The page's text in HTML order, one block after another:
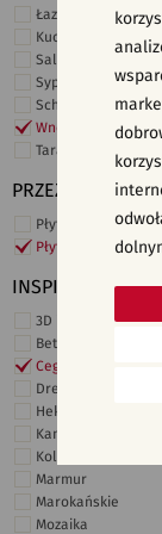
Łazienka
Kuchnia
Salon i hol
Sypialnia
Schody
Wnętrza
Taras i ogród
PRZEZNACZENIE
Płytki ścienne
Płytki podłogowe
INSPIRACJE
3D i struktury
Beton
Cegiełki
Drewno
Heksagonalne
Kamień
Kolor
Marmur
Marokańskie
Mozaika